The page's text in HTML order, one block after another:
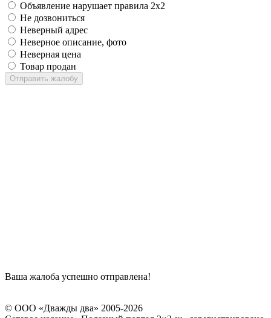
Объявление нарушает правила 2x2
Не дозвониться
Неверный адрес
Неверное описание, фото
Неверная цена
Товар продан
Отправить жалобу
Ваша жалоба успешно отправлена!
© ООО «Дважды два» 2005-2026